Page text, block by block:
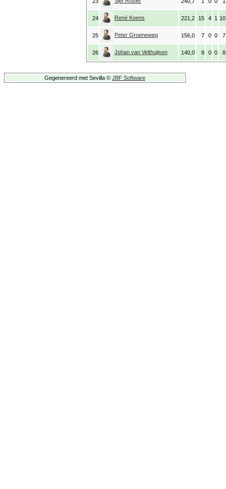
24 René Koens 221,2 15 4 1 10
25 Peter Groeneweg 156,0 7 0 0 7
26 Johan van Velthuijsen 140,0 8 0 0 8
Gegenereerd met Sevilla © JBF Software